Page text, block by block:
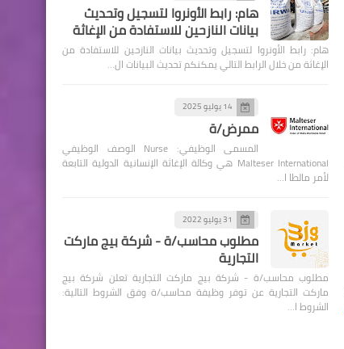
هام: رابط الأونروا لتسجيل وتحديث
بيانات النازحين للاستفادة من الإغاثة
هام: رابط الأونروا لتسجيل وتحديث بيانات النازحين للاستفادة من
الإغاثة من خلال الرابط التالي يمكنكم تحديث البيانات ال…
14 يوليو 2025
ممرض/ة
المسمى الوظيفي: Nurse الوصف الوظيفي
Malteser International هي وكالة الإغاثة الإنسانية الدولية التابعة
لأمر مالطا ا…
31 يوليو 2022
مطلوب محاسب/ة - شركة بيج ماركت
التجارية
مطلوب محاسب/ة - شركة بيج ماركت التجارية تعلن شركة بيج
ماركت التجارية عن توفر وظيفة محاسب/ة وفق الشروط التالية:
الشروط ا…